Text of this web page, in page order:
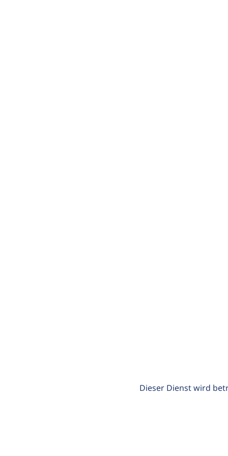
Dieser Dienst wird